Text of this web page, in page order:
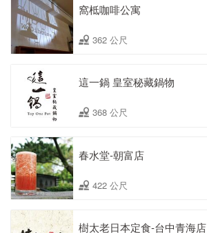
窩柢咖啡公寓
362 公尺
這一鍋 皇室秘藏鍋物
368 公尺
春水堂-朝富店
422 公尺
樹太老日本定食-台中青海店